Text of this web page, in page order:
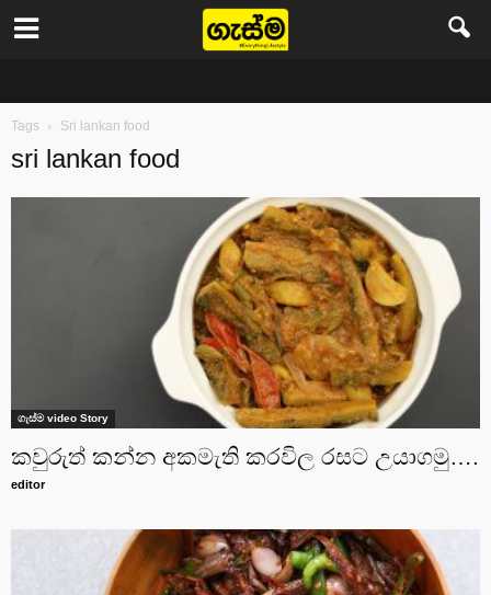
Gasma
Tags Sri lankan food
sri lankan food
ගැස්ම video Story
කවුරුත් කන්න අකමැති කරවිල රසට උයාගමු….
editor